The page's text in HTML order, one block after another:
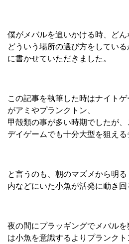
僕がメバルを追いかける時、どん
どういう場所の選び方をしてい
に書かせていただきました。
この記事を執筆した時はナイト
がアミやプランクトン、
甲殻類の事が多い時期でしたが
デイゲームでも十分大型を狙える
と言うのも、朝のマズメから明
内などにいた小魚が活発に動き回
夜の間にプラッギングでメバル
は小魚を意識するよりプランク